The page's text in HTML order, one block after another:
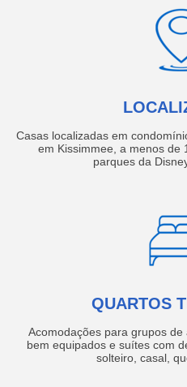
Casas localizadas em
em Kissimmee, a menos de
parques da
QUARTOS
Acomodações para grupos
bem equipados e suítes com
solteiro, casal,